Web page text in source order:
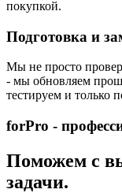
покупкой.
Подготовка и
Мы не просто
- мы обновляем
тестируем и только
forPro -
Поможем с
задачи.